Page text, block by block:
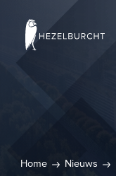
Home Nieuws